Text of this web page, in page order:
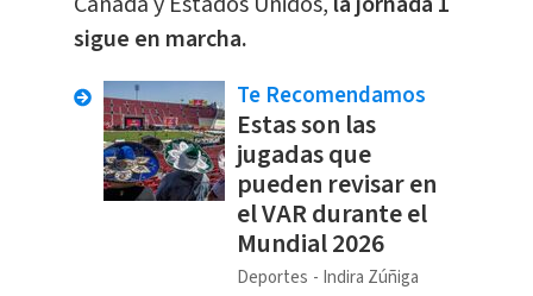
sigue en marcha.
Te Recomendamos
Estas son las
jugadas que
pueden revisar en
el VAR durante el
Mundial 2026
Deportes Indira Zúñiga